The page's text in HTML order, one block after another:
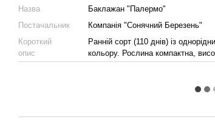
Назва
Баклажан "Палермо"
Постачальник
Компанія "Сонячний Березень"
Короткий
опис
Ранній сорт (110 днів) із
кольору. Рослина компактна,